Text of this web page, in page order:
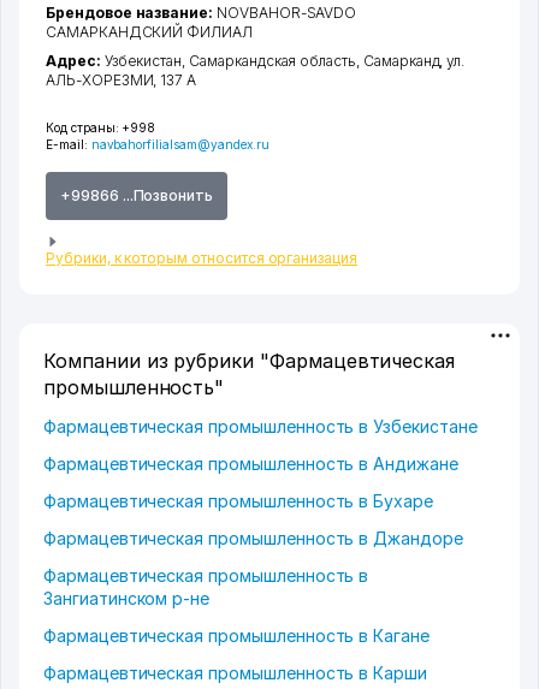
Код страны: +998
E-mail: navbahorfilialsam@yandex.ru
+99866 ...Позвонить
Рубрики, к которым относится организация
Брендовое название: NOVBAHOR-SAVDO
САМАРКАНДСКИЙ ФИЛИАЛ
Адрес: Узбекистан, Самаркандская область, Самарканд,ул.
АЛЬ-ХОРЕЗМИ, 137 А
Компании из рубрики "Фармацевтическая
промышленность"
Фармацевтическая промышленность в Узбекистане
Фармацевтическая промышленность в Андижане
Фармацевтическая промышленность в Бухаре
Фармацевтическая промышленность в Джандоре
Фармацевтическая промышленность в
Зангиатинском р-не
Фармацевтическая промышленность в Кагане
Фармацевтическая промышленность в Карши